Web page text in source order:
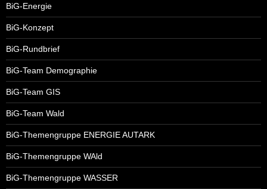
BiG-Energie
BiG-Konzept
BiG-Rundbrief
BiG-Team Demographie
BiG-Team GIS
BiG-Team Wald
BiG-Themengruppe ENERGIE AUTARK
BiG-Themengruppe WAld
BiG-Themengruppe WASSER